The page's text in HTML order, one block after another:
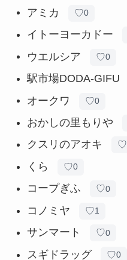
アミカ ♡0
イトーヨーカドー
ウエルシア ♡0
駅市場DODA-GIFU
オークワ ♡0
おかしの里もりや
クスリのアオキ ♡
くら ♡0
コープぎふ ♡0
コノミヤ ♡1
サンマート ♡0
スギドラッグ ♡0